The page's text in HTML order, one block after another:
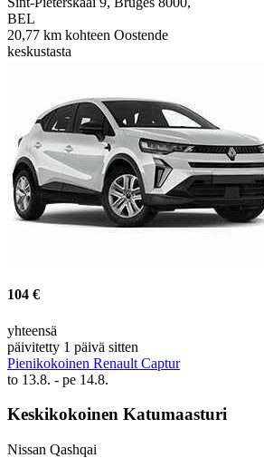
BEL
20,77 km kohteen Oostende
keskustasta
104 €
yhteensä
päivitetty 1 päivä sitten
Pienikokoinen Renault Captur
to 13.8. - pe 14.8.
Keskikokoinen Katumaasturi
Nissan Qashqai